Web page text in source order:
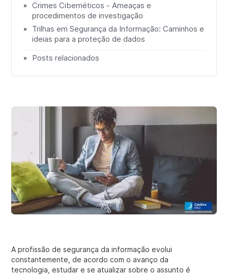
Crimes Cibernéticos - Ameaças e
procedimentos de investigação
Trilhas em Segurança da Informação: Caminhos e
ideias para a proteção de dados
Posts relacionados
A profissão de segurança da informação evolui
constantemente, de acordo com o avanço da
tecnologia, estudar e se atualizar sobre o assunto é